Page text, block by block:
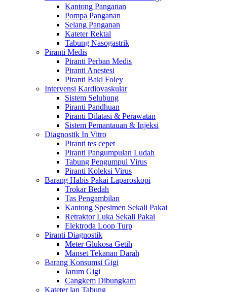
Kantong Panganan
Pompa Panganan
Selang Panganan
Kateter Rektal
Tabung Nasogastrik
Piranti Medis
Piranti Perban Medis
Piranti Anestesi
Piranti Baki Foley
Intervensi Kardiovaskular
Sistem Selubung
Piranti Pandhuan
Piranti Dilatasi & Perawatan
Sistem Pemantauan & Injeksi
Diagnostik In Vitro
Piranti tes cepet
Piranti Pangumpulan Ludah
Tabung Pengumpul Virus
Piranti Koleksi Virus
Barang Habis Pakai Laparoskopi
Trokar Bedah
Tas Pengambilan
Kantong Spesimen Sekali Pakai
Retraktor Luka Sekali Pakai
Elektroda Loop Turp
Piranti Diagnostik
Meter Glukosa Getih
Manset Tekanan Darah
Barang Konsumsi Gigi
Jarum Gigi
Cangkem Dibungkam
Kateter lan Tabung